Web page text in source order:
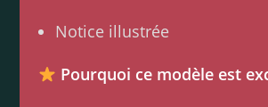
Notice illustrée
Pourquoi ce modèle est